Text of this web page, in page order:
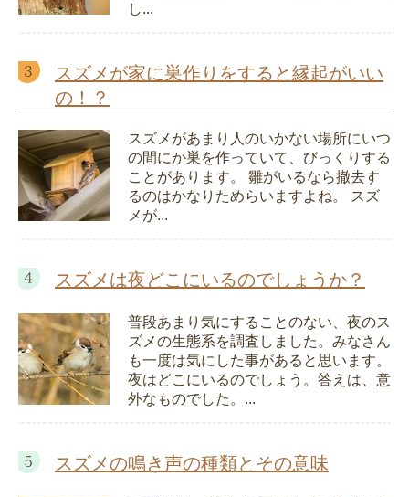
し...
スズメが家に巣作りをすると縁起がいい
の！？
スズメがあまり人のいかない場所にいつ
の間にか巣を作っていて、びっくりする
ことがあります。 雛がいるなら撤去す
るのはかなりためらいますよね。 スズ
メが...
スズメは夜どこにいるのでしょうか？
普段あまり気にすることのない、夜のス
ズメの生態系を調査しました。みなさん
も一度は気にした事があると思います。
夜はどこにいるのでしょう。答えは、意
外なものでした。...
スズメの鳴き声の種類とその意味